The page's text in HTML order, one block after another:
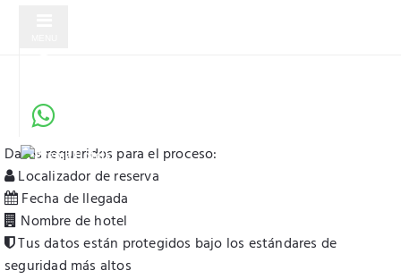
Serás redirigido a una plataforma externa para completar tu
check-in. Es un servicio seguro y verificado por Evenia Hotels.
Datos requeridos para el proceso:
Localizador de reserva
Fecha de llegada
Nombre de hotel
Tus datos están protegidos bajo los estándares de
seguridad más altos